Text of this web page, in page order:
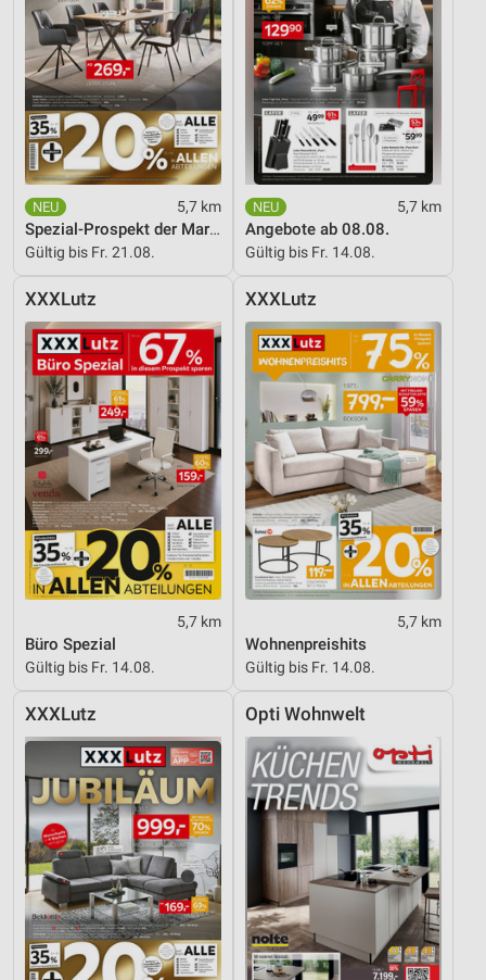
5,7 km
Spezial-Prospekt der Marken
Gültig bis Fr. 21.08.
5,7 km
Angebote ab 08.08.
Gültig bis Fr. 14.08.
XXXLutz
5,7 km
Büro Spezial
Gültig bis Fr. 14.08.
XXXLutz
5,7 km
Wohnenpreishits
Gültig bis Fr. 14.08.
XXXLutz Opti Wohnwelt